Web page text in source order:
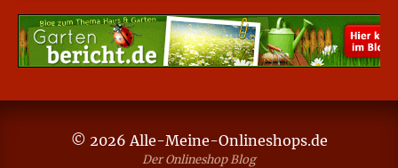
© 2026 Alle-Meine-Onlineshops.de
Der Onlineshop Blog